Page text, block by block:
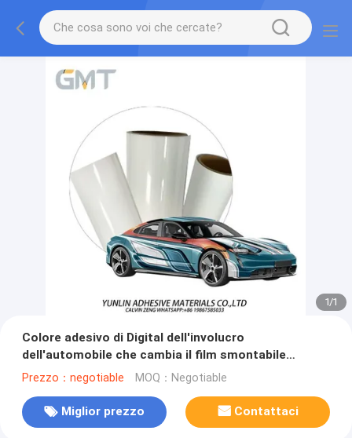
1/1
Colore adesivo di Digital dell'involucro
dell'automobile che cambia il film smontabile
polimerico monomerico dell'automobile
Prezzo：negotiable MOQ：Negotiable
Miglior prezzo Contattaci